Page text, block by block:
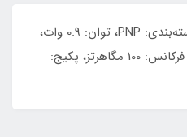
قطعه: ترانزیستور 2SA1020، دسته‌بندی: PNP، توان: 0.9 وات،
ولتاژ: 50 ولت، جریان: 2 آمپر، فرکانس: 100 مگاهرتز، پکیج: